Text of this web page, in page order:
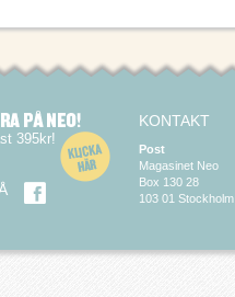
395kr!
KONTAKT
Post
Magasinet Neo
Box 130 28
103 01 Stockholm